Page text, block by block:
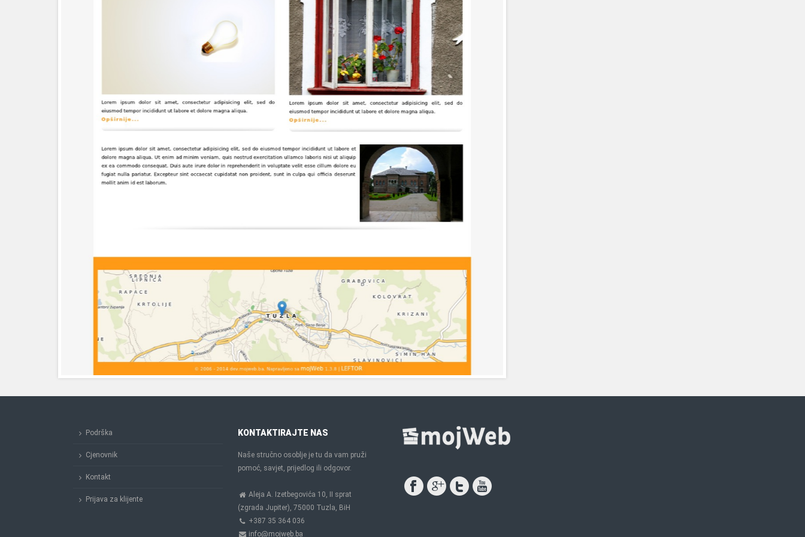
Podrška
Cjenovnik
Kontakt
Prijava za klijente
KONTAKTIRAJTE NAS
Naše stručno osoblje je tu da vam pruži
pomoć, savjet, prijedlog ili odgovor.
Aleja A. Izetbegovića 10, II sprat
(zgrada Jupiter), 75000 Tuzla, BiH
+387 35 364 036
info@mojweb.ba